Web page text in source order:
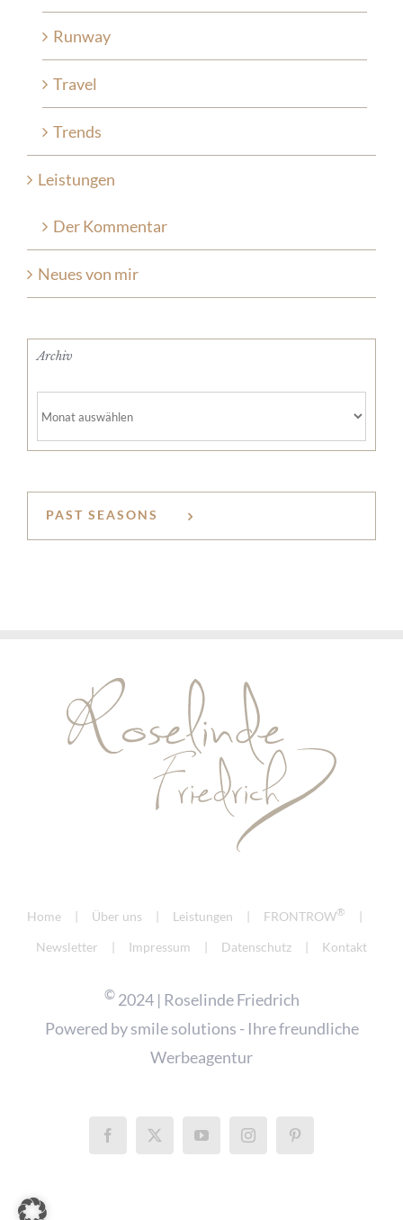
Runway
Travel
Trends
Leistungen
Der Kommentar
Neues von mir
Archiv
PAST SEASONS
Home Über uns Leistungen FRONTROW®
Newsletter Impressum Datenschutz Kontakt
©2024 | Roselinde Friedrich
Powered bysmile solutions - Ihre freundliche
Werbeagentur